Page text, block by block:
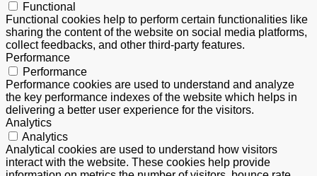
Functional
Functional cookies help to perform certain functionalities like
sharing the content of the website on social media platforms,
collect feedbacks, and other third-party features.
Performance
Performance
Performance cookies are used to understand and analyze
the key performance indexes of the website which helps in
delivering a better user experience for the visitors.
Analytics
Analytics
Analytical cookies are used to understand how visitors
interact with the website. These cookies help provide